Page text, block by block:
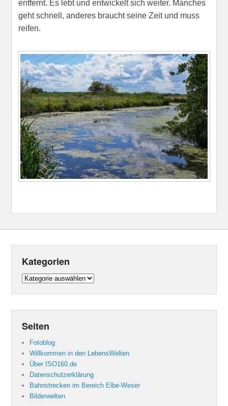
entfernt. Es lebt und entwickelt sich weiter. Manches
geht schnell, anderes braucht seine Zeit und muss
reifen.
Kategorien
Kategorien
Seiten
Fotoblog
Willkommen in den LebensWelten
Über ISO160.de
Datenschutzerklärung
Bahnstrecken im Bereich Elbe-Weser
Bilderwelten